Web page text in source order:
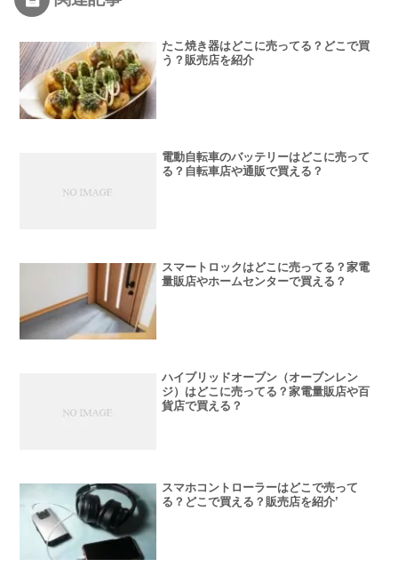
たこ焼き器はどこに売ってる？どこで買
う？販売店を紹介
電動自転車のバッテリーはどこに売って
る？自転車店や通販で買える？
スマートロックはどこに売ってる？家電
量販店やホームセンターで買える？
ハイブリッドオーブン（オーブンレン
ジ）はどこに売ってる？家電量販店や百
貨店で買える？
スマホコントローラーはどこで売って
る？どこで買える？販売店を紹介’